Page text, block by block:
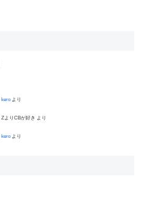
kero より
ZよりCBが好き より
kero より